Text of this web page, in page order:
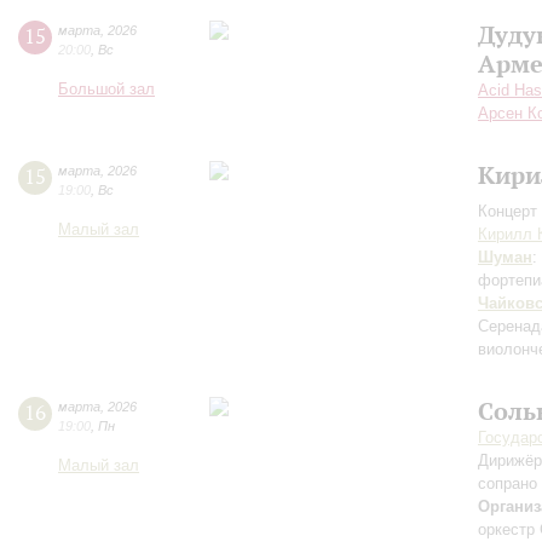
15 марта
2026
20:00 Вс
Большой зал
Acid
Арсен
15 марта
2026
19:00 Вс
Малый зал
Кирилл
Шуман:
16 марта
2026
19:00 Пн
Малый зал
сопрано
оркестр